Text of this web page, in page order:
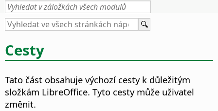
Cesty
Tato část obsahuje výchozí cesty k důležitým
složkám LibreOffice. Tyto cesty může uživatel
změnit.